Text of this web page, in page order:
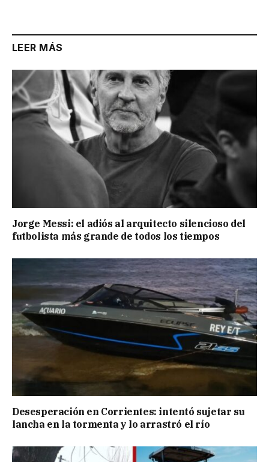
LEER MÁS
Jorge Messi: el adiós al arquitecto silencioso del
futbolista más grande de todos los tiempos
Desesperación en Corrientes: intentó sujetar su
lancha en la tormenta y lo arrastró el río